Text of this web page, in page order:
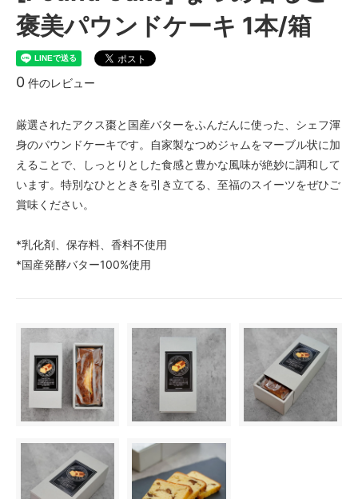
褒美パウンドケーキ 1本/箱
0 件のレビュー
厳選されたアクス棗と国産バターをふんだんに使った、シェフ渾
身のパウンドケーキです。自家製なつめジャムをマーブル状に加
えることで、しっとりとした食感と豊かな風味が絶妙に調和して
います。特別なひとときを引き立てる、至福のスイーツをぜひご
賞味ください。
*乳化剤、保存料、香料不使用
*国産発酵バター100%使用